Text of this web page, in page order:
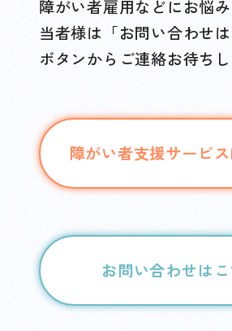
障がい者雇用などにお悩
当者様は「お問い合わせ
ボタンからご連絡お待ちし
障がい者支援サービ
お問い合わせは